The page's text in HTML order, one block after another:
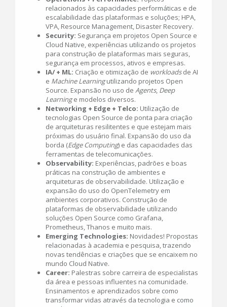
relacionados às capacidades performáticas e de
escalabilidade das plataformas e soluções; HPA,
VPA, Resource Management, Disaster Recovery.
Security: Segurança em projetos Open Source e
Cloud Native, experiências utilizando os projetos
para construção de plataformas mais seguras,
segurança em processos, ativos e empresas.
IA/ + ML: Criação e otimização de workloadsde AI
e Machine Learningutilizando projetos Open
Source. Expansão no uso de Agents, Deep
Learninge modelos diversos.
Networking + Edge + Telco: Utilização de
tecnologias Open Source de ponta para criação
de arquiteturas resilitentes e que estejam mais
próximas do usuário final. Expansão do uso da
borda (Edge Computing) e das capacidades das
ferramentas de telecomunicações.
Observability: Experiências, padrões e boas
práticas na construção de ambientes e
arquiteturas de observabilidade. Utilização e
expansão do uso do OpenTelemetry em
ambientes corporativos. Construção de
plataformas de observabilidade utilizando
soluções Open Source como Grafana,
Prometheus, Thanos e muito mais.
Emerging Technologies: Novidades! Propostas
relacionadas à academia e pesquisa, trazendo
novas tendências e criações que se encaixem no
mundo Cloud Native.
Career: Palestras sobre carreira de especialistas
da área e pessoas influentes na comunidade.
Ensinamentos e aprendizados sobre como
transformar vidas através da tecnologia e como